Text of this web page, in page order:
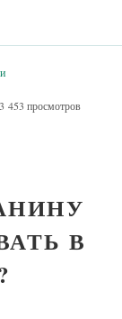
453 просмотров
В